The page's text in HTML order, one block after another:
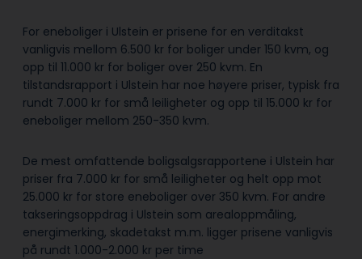
For eneboliger i Ulstein er prisene for en verditakst
vanligvis mellom 6.500 kr for boliger under 150 kvm, og
opp til 11.000 kr for boliger over 250 kvm. En
tilstandsrapport i Ulstein har noe høyere priser, typisk fra
rundt 7.000 kr for små leiligheter og opp til 15.000 kr for
eneboliger mellom 250-350 kvm.
De mest omfattende boligsalgsrapportene i Ulstein har
priser fra 7.000 kr for små leiligheter og helt opp mot
25.000 kr for store eneboliger over 350 kvm. For andre
takseringsoppdrag i Ulstein som arealoppmåling,
energimerking, skadetakst m.m. ligger prisene vanligvis
på rundt 1.000-2.000 kr per time